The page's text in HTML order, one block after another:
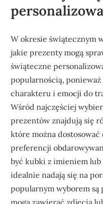
W okresie świątecznym
jakie prezenty mogą
świąteczne
popularnością,
charakteru i emocji do
Wśród najczęściej
prezentów znajdują się
które można
preferencji
być kubki z imieniem
idealnie nadają się na
popularnym wyborem
mogą zawierać zdjęcia